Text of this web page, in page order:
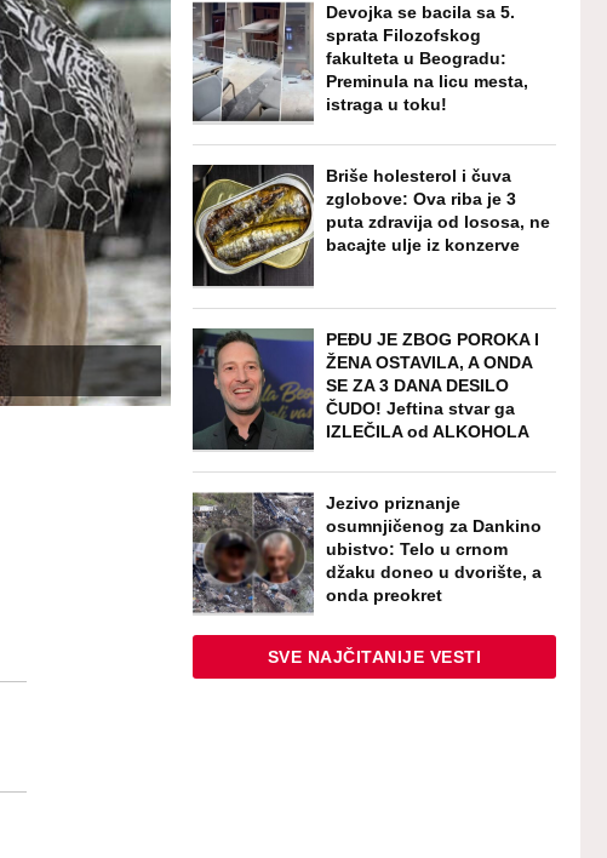
Devojka se bacila sa 5.
sprata Filozofskog
fakulteta u Beogradu:
Preminula na licu mesta,
istraga u toku!
Briše holesterol i čuva
zglobove: Ova riba je 3
puta zdravija od lososa, ne
bacajte ulje iz konzerve
PEĐU JE ZBOG POROKA I
ŽENA OSTAVILA, A ONDA
SE ZA 3 DANA DESILO
ČUDO! Jeftina stvar ga
IZLEČILA od ALKOHOLA
Jezivo priznanje
osumnjičenog za Dankino
ubistvo: Telo u crnom
džaku doneo u dvorište, a
onda preokret
SVE NAJČITANIJE VESTI